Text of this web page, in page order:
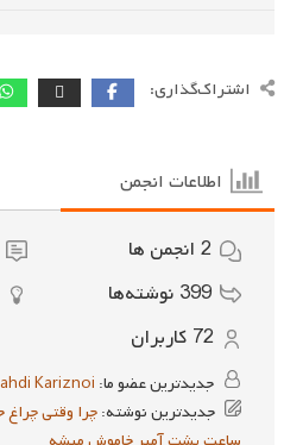
اشتراک‌گذاری:
اطلاعات انجمن
2 انجمن ها
399 نوشته‌ها
72 کاربران
جدیدترین عضو ما: Kariznoi
جدیدترین نوشته:چرا وقتی چراغ